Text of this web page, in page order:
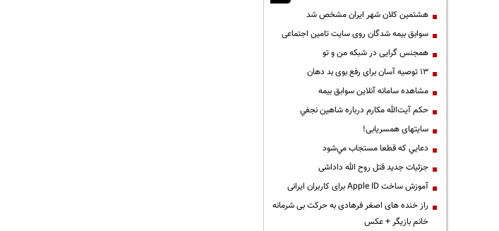
هشتمین کلان شهر ایران مشخص شد
سوابق بیمه شدگان روی سایت تامین اجتماعی
همجنس گرایی در شبکه من و تو
13 توصیه آسان برای رفع بوی بد دهان
مشاهده سامانه آنلاين سوابق بیمه
حكم آيت‌الله مكارم درباره شاهين نجفي
سایتهای همسریابی!
دعايي كه قطعا مستجاب مي‌شود
جزئیات جدید قتل روح الله داداشی
آموزش ساخت Apple ID برای کاربران ایرانی
راز خنده های اصغر فرهادی به حرکت بی شرمانه
خانم بازیگر + عکس